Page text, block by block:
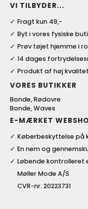
VI TILBYDER...
Fragt kun 49,-
Byt i vores fysiske
Prøv tøjet hjemme i
14 dages
Produkt af høj kvalitet
VORES BUTIKKER
Bonde, Rødovre
Bonde, Waves
E-MÆRKET
Køberbeskyttelse på
En nem og
Løbende
Møller Mode A/S
CVR-nr. 20223731